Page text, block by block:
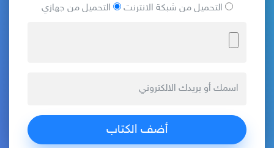
التحميل من شبكة الانترنت التحميل من جهازي